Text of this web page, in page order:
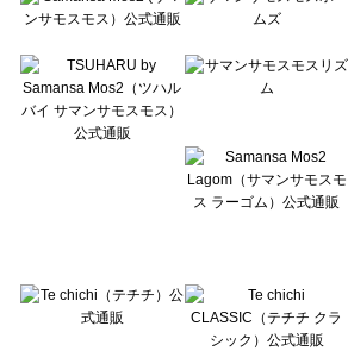
Te chichi CLASSIC（テチチ クラシック）のスカート一覧
Lugnoncure（ルノンキュール）のスカート一覧
BETTY'S BLUE（べティーズブルー）のスカート一覧
Wpc.（ワールドパーティー）のスカート一覧